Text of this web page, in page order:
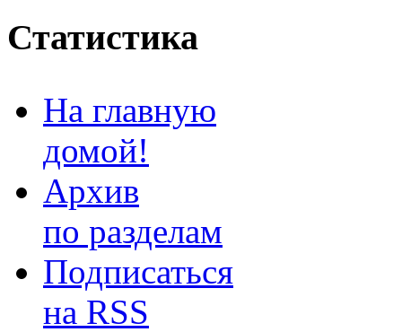
Статистика
На главную
домой!
Архив
по разделам
Подписаться
на RSS